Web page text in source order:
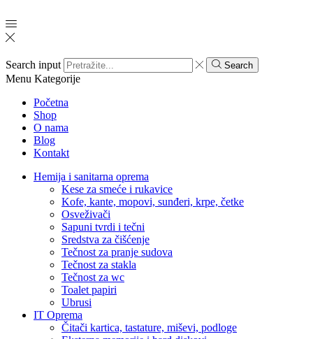
Search input Search
Menu Kategorije
Početna
Shop
O nama
Blog
Kontakt
Hemija i sanitarna oprema
Kese za smeće i rukavice
Kofe, kante, mopovi, sunđeri, krpe, četke
Osveživači
Sapuni tvrdi i tečni
Sredstva za čišćenje
Tečnost za pranje sudova
Tečnost za stakla
Tečnost za wc
Toalet papiri
Ubrusi
IT Oprema
Čitači kartica, tastature, miševi, podloge